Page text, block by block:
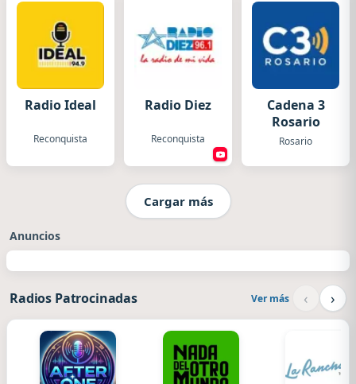
Radio Ideal
Reconquista
Radio Diez
Reconquista
Cadena 3
Rosario
Rosario
Cargar más
Anuncios
Radios Patrocinadas Ver más ‹ ›